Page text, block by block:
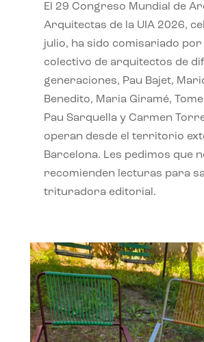
El 29 Congreso Mundial de
Arquitectas de la UIA 2026,
julio, ha sido comisariado por
colectivo de arquitectos de
generaciones, Pau Bajet,
Benedito, Maria Giramé,
Pau Sarquella y Carmen
operan desde el territorio
Barcelona. Les pedimos que
recomienden lecturas para
trituradora editorial.